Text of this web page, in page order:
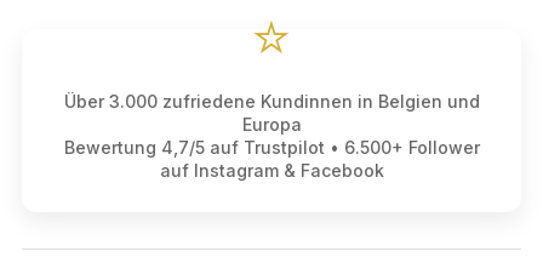
⭐
Über 3.000 zufriedene Kundinnen in Belgien und
Europa
Bewertung 4,7/5 auf Trustpilot • 6.500+ Follower
auf Instagram & Facebook